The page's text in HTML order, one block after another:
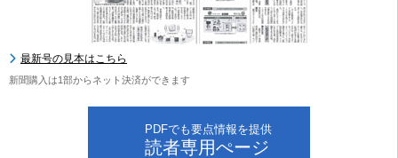
最新号の見本はこちら
新聞購入は1部からネット決済ができます
PDFでも要点情報を提供
読者専用ぺージ